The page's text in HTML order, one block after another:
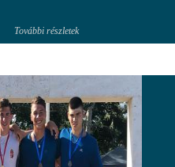
További részletek